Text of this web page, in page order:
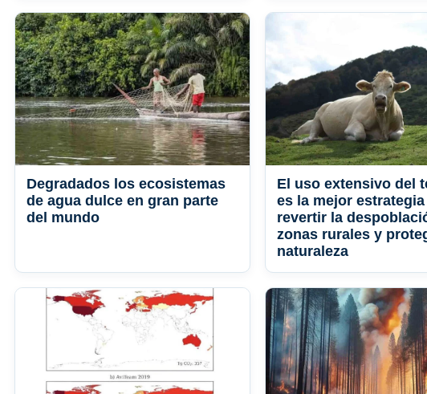
Degradados los ecosistemas
de agua dulce en gran parte
del mundo
El uso extensivo del
es la mejor
revertir la
zonas rurales y
naturaleza